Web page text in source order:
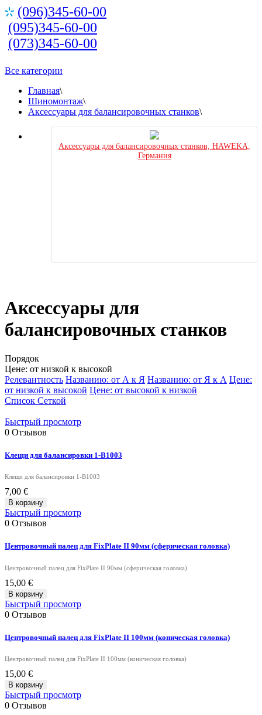
(096)345-60-00
(095)345-60-00
(073)345-60-00
Все категории
Главная\
Шиномонтаж\
Аксессуары для балансировочных станков\
Аксессуары для балансировочных станков, HAWEKA,
Германия
Аксессуары для
балансировочных станков
Порядок
Цене: от низкой к высокой
Релевантность Названию: от А к Я Названию: от Я к А Цене:
от низкой к высокой Цене: от высокой к низкой
Список Сеткой
Быстрый просмотр
0 Отзывов
Клещи для балансировки 1-B1003
Клещи для балансировки 1-B1003
7,00 €
В корзину
Быстрый просмотр
0 Отзывов
Центровочный палец для FixPlate II 90мм (сферическая головка)
Центровочный палец для FixPlate II 90мм (сферическая головка)
15,00 €
В корзину
Быстрый просмотр
0 Отзывов
Центровочный палец для FixPlate II 100мм (коническая головка)
Центровочный палец для FixPlate II 100мм (коническая головка)
15,00 €
В корзину
Быстрый просмотр
0 Отзывов